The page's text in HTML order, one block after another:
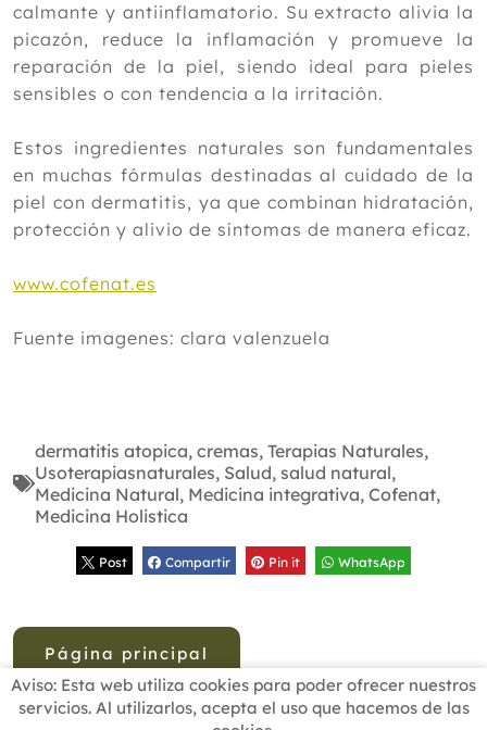
calmante y antiinflamatorio. Su extracto alivia la
picazón, reduce la inflamación y promueve la
reparación de la piel, siendo ideal para pieles
sensibles o con tendencia a la irritación.
Estos ingredientes naturales son fundamentales
en muchas fórmulas destinadas al cuidado de la
piel con dermatitis, ya que combinan hidratación,
protección y alivio de síntomas de manera eficaz.
www.cofenat.es
Fuente imagenes: clara valenzuela
dermatitis atopica, cremas, Terapias Naturales,
Usoterapiasnaturales, Salud, salud natural,
Medicina Natural, Medicina integrativa, Cofenat,
Medicina Holistica
Post Compartir Pin it WhatsApp
Página principal
Aviso: Esta web utiliza cookies para poder ofrecer nuestros
servicios. Al utilizarlos, acepta el uso que hacemos de las